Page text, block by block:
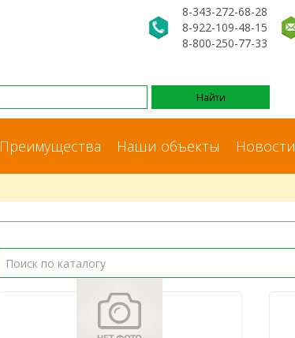
8-343-272-68-28
8-922-109-48-15
8-800-250-77-33
Преимущества Наши объекты Новости